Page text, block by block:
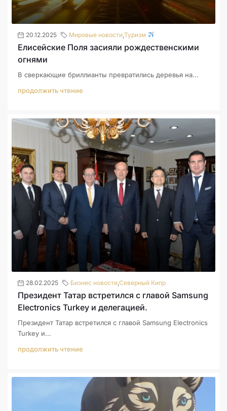
20.12.2025 Мировые новости,Туризм
Елисейские Поля засияли рождественскими
огнями
В сверкающие бриллианты превратились деревья на...
продолжить чтение
28.02.2025 Бизнес новости Северный Кипр
Президент Татар встретился с главой Samsung
Electronics Turkey и делегацией.
Президент Татар встретился с главой Samsung Electronics
Turkey и...
продолжить чтение